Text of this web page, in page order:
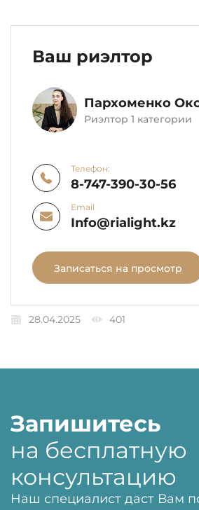
Ваш риэлтор
Пархоменко
Риэлтор 1 категории
Телефон:
8-747-390-30-56
Email
Info@rialight.kz
Записаться на просмотр
28.04.2025 401
Запишитесь
на бесплатную
консультацию
Наш специалист даст Вам